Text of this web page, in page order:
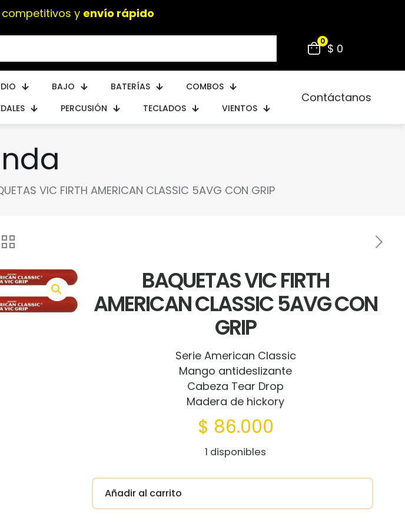
y envío rápido
0 $ 0
BAJO BATERÍAS
COMBOS
PERCUSIÓN TECLADOS VIENTOS
Contáctanos
VIC FIRTH AMERICAN CLASSIC 5AVG CON GRIP
BAQUETAS VIC FIRTH
AMERICAN CLASSIC 5AVG CON
GRIP
Serie American Classic
Mango antideslizante
Cabeza Tear Drop
Madera de hickory
$ 86.000
1 disponibles
Añadir al carrito